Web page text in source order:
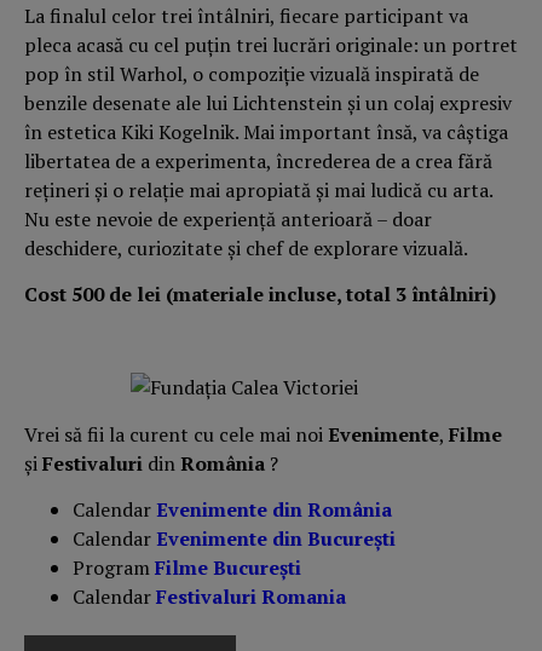
La finalul celor trei întâlniri, fiecare participant va
pleca acasă cu cel puţin trei lucrări originale: un portret
pop în stil Warhol, o compoziţie vizuală inspirată de
benzile desenate ale lui Lichtenstein şi un colaj expresiv
în estetica Kiki Kogelnik. Mai important însă, va câştiga
libertatea de a experimenta, încrederea de a crea fără
reţineri şi o relaţie mai apropiată şi mai ludică cu arta.
Nu este nevoie de experienţă anterioară – doar
deschidere, curiozitate şi chef de explorare vizuală.
Cost 500 de lei (materiale incluse, total 3 întâlniri)
Vrei să fii la curent cu cele mai noiEvenimente, Filme
șiFestivaluri dinRomânia ?
CalendarEvenimente din România
CalendarEvenimente din București
ProgramFilme București
CalendarFestivaluri Romania